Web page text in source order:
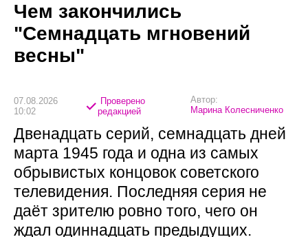
Чем закончились
"Семнадцать мгновений
весны"
07.08.2026
10:02
Проверено
редакцией
Автор:
Марина Колесниченко
Двенадцать серий, семнадцать дней
марта 1945 года и одна из самых
обрывистых концовок советского
телевидения. Последняя серия не
даёт зрителю ровно того, чего он
ждал одиннадцать предыдущих.